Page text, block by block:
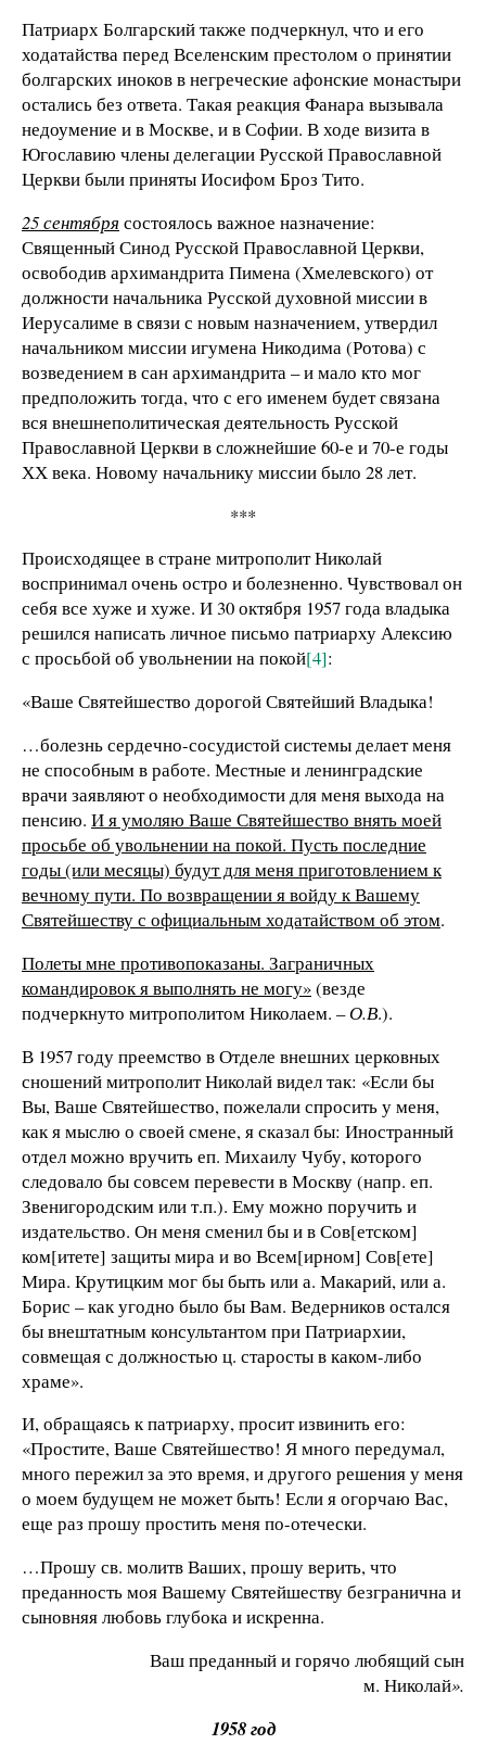
Патриарх Болгарский также подчеркнул, что и его
ходатайства перед Вселенским престолом о принятии
болгарских иноков в негреческие афонские монастыри
остались без ответа. Такая реакция Фанара вызывала
недоумение и в Москве, и в Софии. В ходе визита в
Югославию члены делегации Русской Православной
Церкви были приняты Иосифом Броз Тито.
25 сентября состоялось важное назначение:
Священный Синод Русской Православной Церкви,
освободив архимандрита Пимена (Хмелевского) от
должности начальника Русской духовной миссии в
Иерусалиме в связи с новым назначением, утвердил
начальником миссии игумена Никодима (Ротова) с
возведением в сан архимандрита – и мало кто мог
предположить тогда, что с его именем будет связана
вся внешнеполитическая деятельность Русской
Православной Церкви в сложнейшие 60-е и 70-е годы
ХХ века. Новому начальнику миссии было 28 лет.
***
Происходящее в стране митрополит Николай
воспринимал очень остро и болезненно. Чувствовал он
себя все хуже и хуже. И 30 октября 1957 года владыка
решился написать личное письмо патриарху Алексию
с просьбой об увольнении на покой[4]:
«Ваше Святейшество дорогой Святейший Владыка!
…болезнь сердечно-сосудистой системы делает меня
не способным в работе. Местные и ленинградские
врачи заявляют о необходимости для меня выхода на
пенсию. И я умоляю Ваше Святейшество внять моей
просьбе об увольнении на покой. Пусть последние
годы (или месяцы) будут для меня приготовлением к
вечному пути. По возвращении я войду к Вашему
Святейшеству с официальным ходатайством об этом.
Полеты мне противопоказаны. Заграничных
командировок я выполнять не могу»(везде
подчеркнуто митрополитом Николаем. –О.В.).
В 1957 году преемство в Отделе внешних церковных
сношений митрополит Николай видел так: «Если бы
Вы, Ваше Святейшество, пожелали спросить у меня,
как я мыслю о своей смене, я сказал бы: Иностранный
отдел можно вручить еп. Михаилу Чубу, которого
следовало бы совсем перевести в Москву (напр. еп.
Звенигородским или т.п.). Ему можно поручить и
издательство. Он меня сменил бы и в Сов[етском]
ком[итете] защиты мира и во Всем[ирном] Сов[ете]
Мира. Крутицким мог бы быть или а. Макарий, или а.
Борис – как угодно было бы Вам. Ведерников остался
бы внештатным консультантом при Патриархии,
совмещая с должностью ц. старосты в каком-либо
храме».
И, обращаясь к патриарху, просит извинить его:
«Простите, Ваше Святейшество! Я много передумал,
много пережил за это время, и другого решения у меня
о моем будущем не может быть! Если я огорчаю Вас,
еще раз прошу простить меня по-отечески.
…Прошу св. молитв Ваших, прошу верить, что
преданность моя Вашему Святейшеству безгранична и
сыновняя любовь глубока и искренна.
Ваш преданный и горячо любящий сын
м. Николай».
1958 год